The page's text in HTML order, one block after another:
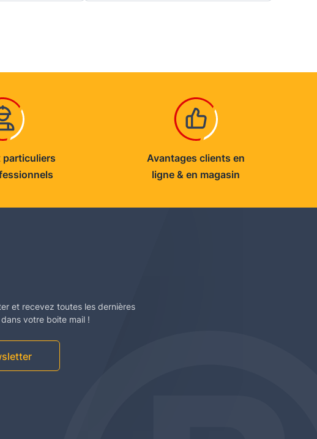
particuliers
Avantages clients en
ligne & en magasin
et recevez toutes les dernières
votre boite mail !